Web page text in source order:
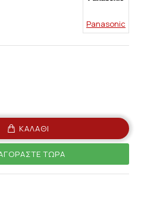
Panasonic
ΚΑΛΆΘΙ
ΤΏΡΑ